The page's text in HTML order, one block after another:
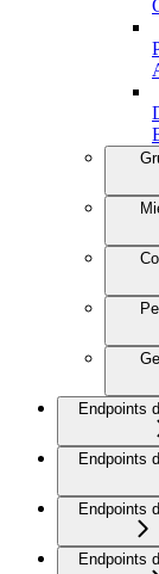
Endpoints
Endpoints
Endpoints
Endpoints